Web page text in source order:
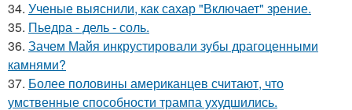
34. Ученые выяснили, как сахар "Включает" зрение.
35. Пьедра - дель - соль.
36. Зачем Майя инкрустировали зубы драгоценными
камнями?
37. Более половины американцев считают, что
умственные способности трампа ухудшились.